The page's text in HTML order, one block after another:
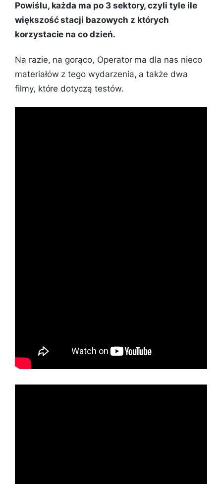
Powiślu, każda ma po 3 sektory, czyli tyle ile
większość stacji bazowych z których
korzystacie na co dzień.
Na razie, na gorąco, Operator ma dla nas nieco
materiałów z tego wydarzenia, a także dwa
filmy, które dotyczą testów.